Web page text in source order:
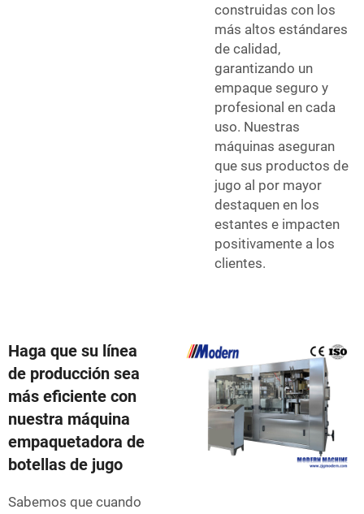
construidas con los
más altos estándares
de calidad,
garantizando un
empaque seguro y
profesional en cada
uso. Nuestras
máquinas aseguran
que sus productos de
jugo al por mayor
destaquen en los
estantes e impacten
positivamente a los
clientes.
Haga que su línea
de producción sea
más eficiente con
nuestra máquina
empaquetadora de
botellas de jugo
Sabemos que cuando